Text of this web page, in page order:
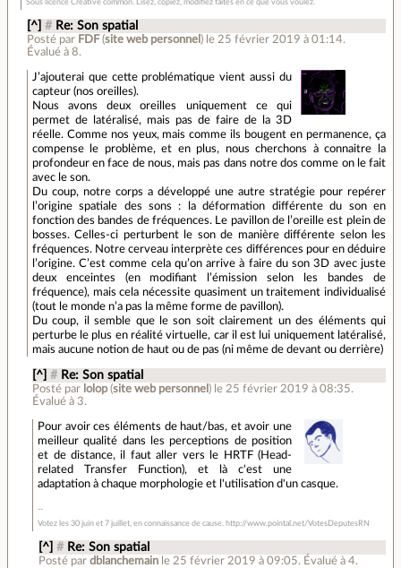
Sous licence Creative common. Lisez, copiez, modifiez faites en ce que vous voulez.
[^] # Re: Son spatial
Posté par FDF(site web personnel ) le 25 février 2019 à 01:14.
Évalué à 8.
J’ajouterai que cette problématique vient aussi du
capteur (nos oreilles).
Nous avons deux oreilles uniquement ce qui
permet de latéralisé, mais pas de faire de la 3D
réelle. Comme nos yeux, mais comme ils bougent en permanence, ça
compense le problème, et en plus, nous cherchons à connaitre la
profondeur en face de nous, mais pas dans notre dos comme on le fait
avec le son.
Du coup, notre corps a développé une autre stratégie pour repérer
l’origine spatiale des sons : la déformation différente du son en
fonction des bandes de fréquences. Le pavillon de l’oreille est plein de
bosses. Celles-ci perturbent le son de manière différente selon les
fréquences. Notre cerveau interprète ces différences pour en déduire
l’origine. C’est comme cela qu’on arrive à faire du son 3D avec juste
deux enceintes (en modifiant l’émission selon les bandes de
fréquence), mais cela nécessite quasiment un traitement individualisé
(tout le monde n’a pas la même forme de pavillon).
Du coup, il semble que le son soit clairement un des éléments qui
perturbe le plus en réalité virtuelle, car il est lui uniquement latéralisé,
mais aucune notion de haut ou de pas (ni même de devant ou derrière)
[^] # Re: Son spatial
Posté par lolop(site web personnel ) le 25 février 2019 à 08:35.
Évalué à 3.
Pour avoir ces éléments de haut/bas, et avoir une
meilleur qualité dans les perceptions de position
et de distance, il faut aller vers le HRTF (Head-
related Transfer Function), et là c'est une
adaptation à chaque morphologie et l'utilisation d'un casque.
Votez les 30 juin et 7 juillet, en connaissance de cause. http://www.pointal.net/VotesDeputesRN
[^] # Re: Son spatial
Posté par dblanchemain le 25 février 2019 à 09:05. Évalué à 4.